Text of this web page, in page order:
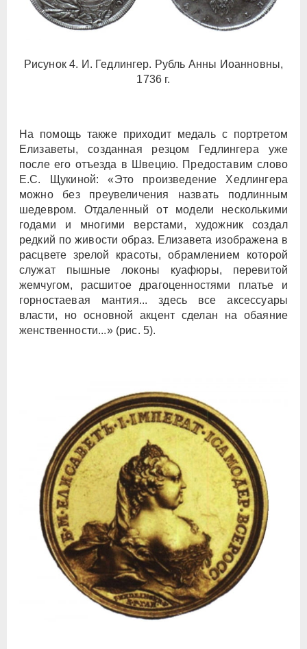
Рисунок 4. И. Гедлингер. Рубль Анны Иоанновны,
1736 г.
На помощь также приходит медаль с портретом
Елизаветы, созданная резцом Гедлингера уже
после его отъезда в Швецию. Предоставим слово
Е.С. Щукиной: «Это произведение Хедлингера
можно без преувеличения назвать подлинным
шедевром. Отдаленный от модели несколькими
годами и многими верстами, художник создал
редкий по живости образ. Елизавета изображена в
расцвете зрелой красоты, обрамлением которой
служат пышные локоны куафюры, перевитой
жемчугом, расшитое драгоценностями платье и
горностаевая мантия... здесь все аксессуары
власти, но основной акцент сделан на обаяние
женственности...» (рис. 5).